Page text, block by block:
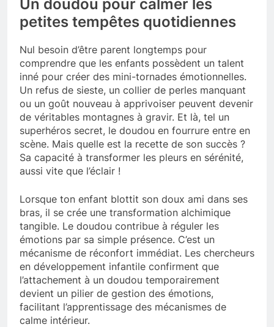
Un doudou pour calmer les
petites tempêtes quotidiennes
Nul besoin d’être parent longtemps pour
comprendre que les enfants possèdent un talent
inné pour créer des mini-tornades émotionnelles.
Un refus de sieste, un collier de perles manquant
ou un goût nouveau à apprivoiser peuvent devenir
de véritables montagnes à gravir. Et là, tel un
superhéros secret, le doudou en fourrure entre en
scène. Mais quelle est la recette de son succès ?
Sa capacité à transformer les pleurs en sérénité,
aussi vite que l’éclair !
Lorsque ton enfant blottit son doux ami dans ses
bras, il se crée une transformation alchimique
tangible. Le doudou contribue à réguler les
émotions par sa simple présence. C’est un
mécanisme de réconfort immédiat. Les chercheurs
en développement infantile confirment que
l’attachement à un doudou temporairement
devient un pilier de gestion des émotions,
facilitant l’apprentissage des mécanismes de
calme intérieur.